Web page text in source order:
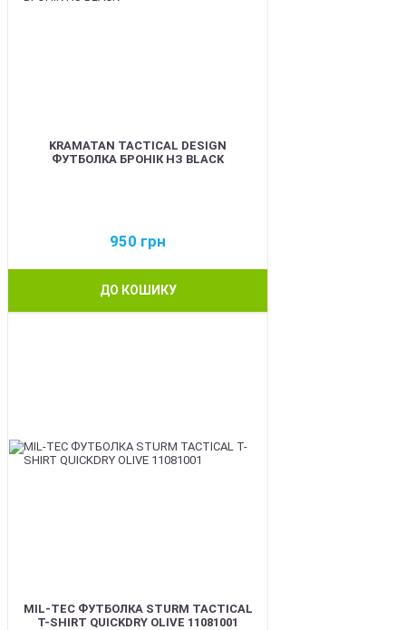
KRAMATAN TACTICAL DESIGN
ФУТБОЛКА БРОНІК НЗ BLACK
950 грн
ДО КОШИКУ
MIL-TEC ФУТБОЛКА STURM TACTICAL
T-SHIRT QUICKDRY OLIVE 11081001